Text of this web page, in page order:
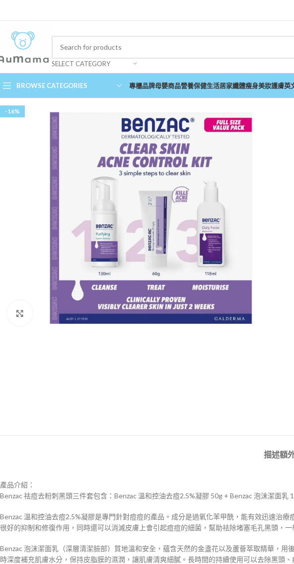
SELECT CATEGORY
BROWSE CATEGORIES 專櫃品牌母嬰商品營養保健生活居家纖體瘦身美妝護膚英
-16%
Click to enlarge
描述額
產品介紹：
Benzac 祛痘去粉刺黑頭三件套包含：Benzac 溫和控油去痘2.5%凝膠 50g + Benzac 泡沫潔面乳
Benzac 溫和控油去痘2.5%凝膠是專門針對痘痘的產品。成分是過氧化苯甲酰，能有效迅速治
很好的抑制和修復作用，同時還可以消滅皮膚上會引起痘痘的細菌，幫助祛除堵塞毛孔黑頭，
Benzac 泡沫潔面乳（深層清潔臉部）質地溫和安全，蘊含天然的金盞花以及蘆薈萃取精華，
時深度補充肌膚水分，保持皮脂膜的濕潤，讓肌膚清爽細膩。長時間的持續使用可以去除黑頭